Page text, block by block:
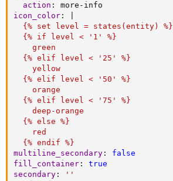
action : more -
icon_color :
  {% set level = states(entity) %}
  {% if level < '1' %}
    green
  {% elif level < '25' %}
    yellow
  {% elif level < '50' %}
    orange
  {% elif level < '75' %}
    deep-orange
  {% else %}
    red
  {% endif %}
multiline_secondary :
false
fill_container :
true
secondary :
''